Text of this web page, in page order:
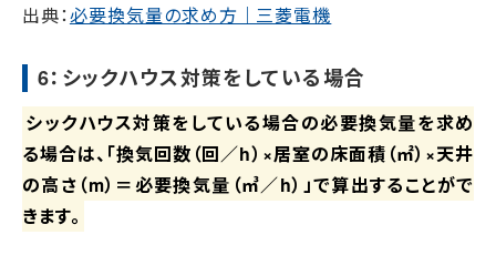
出典：必要換気量の求め方｜三菱電機
6：シックハウス対策をしている場合
シックハウス対策をしている場合の必要換気量を求め
る場合は、「換気回数（回／h）×居室の床面積（㎡）×天井
の高さ（m）＝必要換気量（㎥／h）」で算出することがで
きます。